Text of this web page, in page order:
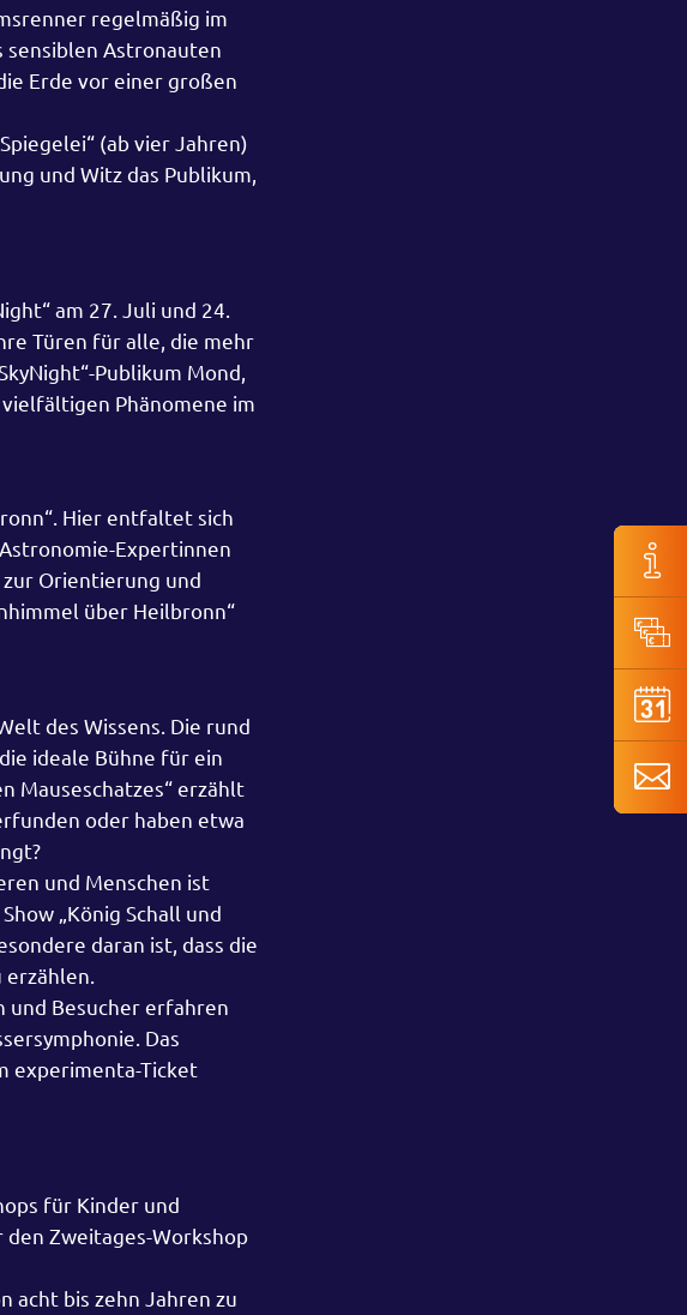
regelmäßig im
sensiblen Astronauten
Erde vor einer großen
(ab vier Jahren)
und Witz das Publikum,
am 27. Juli und 24.
Türen für alle, die mehr
Publikum Mond,
Phänomene im
Hier entfaltet sich
Expertinnen
Orientierung und
über Heilbronn“
des Wissens. Die rund
ideale Bühne für ein
Mauseschatzes“ erzählt
oder haben etwa
und Menschen ist
„König Schall und
daran ist, dass die
und Besucher erfahren
Das
experimenta-Ticket
für Kinder und
Zweitages-Workshop
acht bis zehn Jahren zu